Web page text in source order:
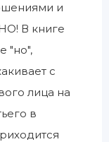
и
В книге
"но",
с
лица на
в